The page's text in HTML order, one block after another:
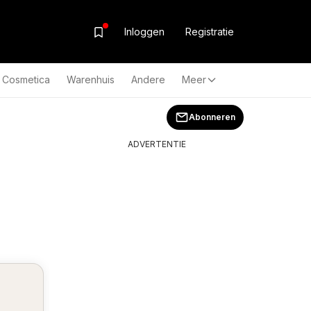
Inloggen Registratie
Warenhuis Andere Meer
Abonneren
ADVERTENTIE